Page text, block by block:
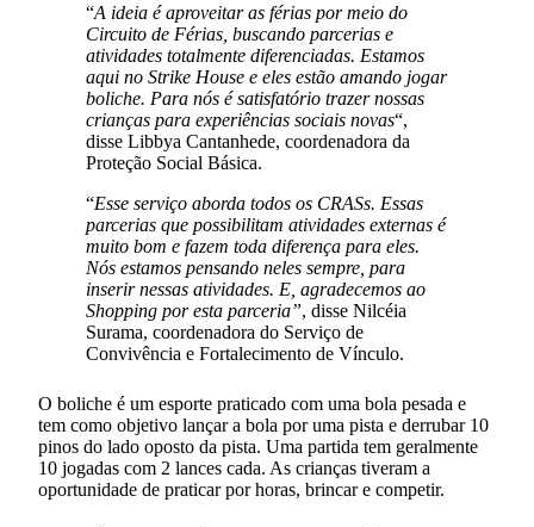
“A ideia é aproveitar as férias por meio do
Circuito de Férias, buscando parcerias e
atividades totalmente diferenciadas. Estamos
aqui no Strike House e eles estão amando jogar
boliche. Para nós é satisfatório trazer nossas
crianças para experiências sociais novas“,
disse Libbya Cantanhede, coordenadora da
Proteção Social Básica.
“Esse serviço aborda todos os CRASs. Essas
parcerias que possibilitam atividades externas é
muito bom e fazem toda diferença para eles.
Nós estamos pensando neles sempre, para
inserir nessas atividades. E, agradecemos ao
Shopping por esta parceria”, disse Nilcéia
Surama, coordenadora do Serviço de
Convivência e Fortalecimento de Vínculo.
O boliche é um esporte praticado com uma bola pesada e
tem como objetivo lançar a bola por uma pista e derrubar 10
pinos do lado oposto da pista. Uma partida tem geralmente
10 jogadas com 2 lances cada. As crianças tiveram a
oportunidade de praticar por horas, brincar e competir.